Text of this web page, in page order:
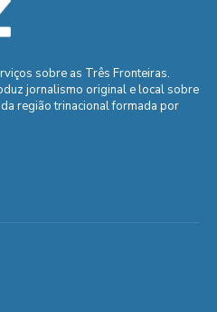
sobre as Três Fronteiras.
jornalismo original e local sobre
região trinacional formada por